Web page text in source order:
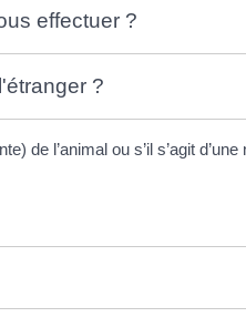
effectuer ?
?
de l’animal ou s’il s’agit